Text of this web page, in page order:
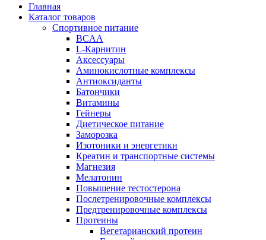
Главная
Каталог товаров
Спортивное питание
BCAA
L-Карнитин
Аксессуары
Аминокислотные комплексы
Антиоксиданты
Батончики
Витамины
Гейнеры
Диетическое питание
Заморозка
Изотоники и энергетики
Креатин и транспортные системы
Магнезия
Мелатонин
Повышение тестостерона
Послетренировочные комплексы
Предтренировочные комплексы
Протеины
Вегетарианский протеин